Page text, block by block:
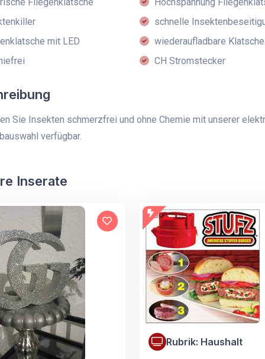
mit LED
schnelle
wiederaufladbare Klatsche
CH Stromstecker
Sie Insekten schmerzfrei und ohne Chemie mit unserer
verfügbar.
Inserate
Rubrik: Haushalt